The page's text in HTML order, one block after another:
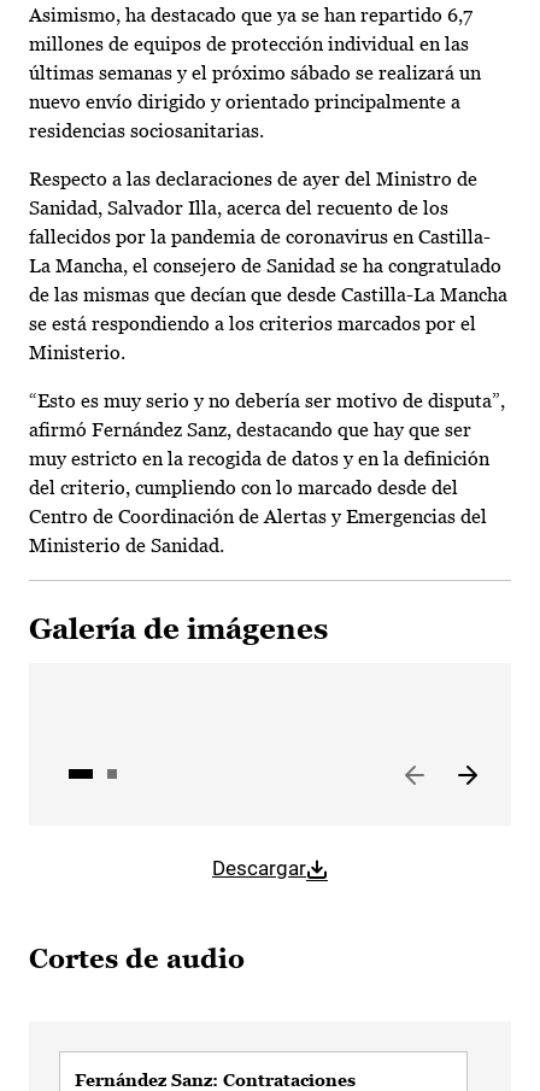
Asimismo, ha destacado que ya se han repartido 6,7
millones de equipos de protección individual en las
últimas semanas y el próximo sábado se realizará un
nuevo envío dirigido y orientado principalmente a
residencias sociosanitarias.
Respecto a las declaraciones de ayer del Ministro de
Sanidad, Salvador Illa, acerca del recuento de los
fallecidos por la pandemia de coronavirus en Castilla-
La Mancha, el consejero de Sanidad se ha congratulado
de las mismas que decían que desde Castilla-La Mancha
se está respondiendo a los criterios marcados por el
Ministerio.
“Esto es muy serio y no debería ser motivo de disputa”,
afirmó Fernández Sanz, destacando que hay que ser
muy estricto en la recogida de datos y en la definición
del criterio, cumpliendo con lo marcado desde del
Centro de Coordinación de Alertas y Emergencias del
Ministerio de Sanidad.
Galería de imágenes
Descargar
Cortes de audio
Fernández Sanz: Contrataciones